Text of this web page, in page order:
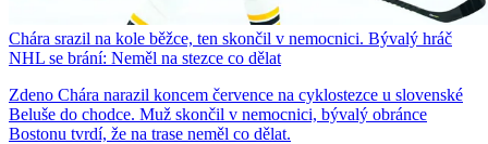
Chára srazil na kole běžce, ten skončil v nemocnici. Bývalý hráč
NHL se brání: Neměl na stezce co dělat
Zdeno Chára narazil koncem července na cyklostezce u slovenské
Beluše do chodce. Muž skončil v nemocnici, bývalý obránce
Bostonu tvrdí, že na trase neměl co dělat.